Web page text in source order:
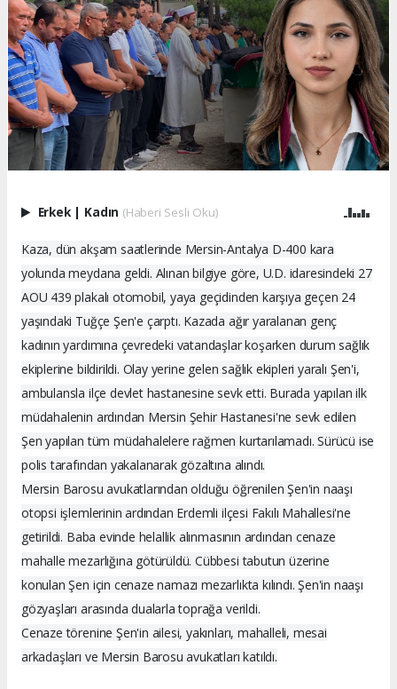
Erkek Kadın (Haberi Sesli Oku)
Kaza, dün akşam saatlerinde Mersin-Antalya D-400 kara
yolunda meydana geldi. Alınan bilgiye göre, U.D. idaresindeki 27
AOU 439 plakalı otomobil, yaya geçidinden karşıya geçen 24
yaşındaki Tuğçe Şen'e çarptı. Kazada ağır yaralanan genç
kadının yardımına çevredeki vatandaşlar koşarken durum sağlık
ekiplerine bildirildi. Olay yerine gelen sağlık ekipleri yaralı Şen'i,
ambulansla ilçe devlet hastanesine sevk etti. Burada yapılan ilk
müdahalenin ardından Mersin Şehir Hastanesi'ne sevk edilen
Şen yapılan tüm müdahalelere rağmen kurtarılamadı. Sürücü ise
polis tarafından yakalanarak gözaltına alındı.
Mersin Barosu avukatlarından olduğu öğrenilen Şen'in naaşı
otopsi işlemlerinin ardından Erdemli ilçesi Fakılı Mahallesi'ne
getirildi. Baba evinde helallik alınmasının ardından cenaze
mahalle mezarlığına götürüldü. Cübbesi tabutun üzerine
konulan Şen için cenaze namazı mezarlıkta kılındı. Şen'in naaşı
gözyaşları arasında dualarla toprağa verildi.
Cenaze törenine Şen'in ailesi, yakınları, mahalleli, mesai
arkadaşları ve Mersin Barosu avukatları katıldı.